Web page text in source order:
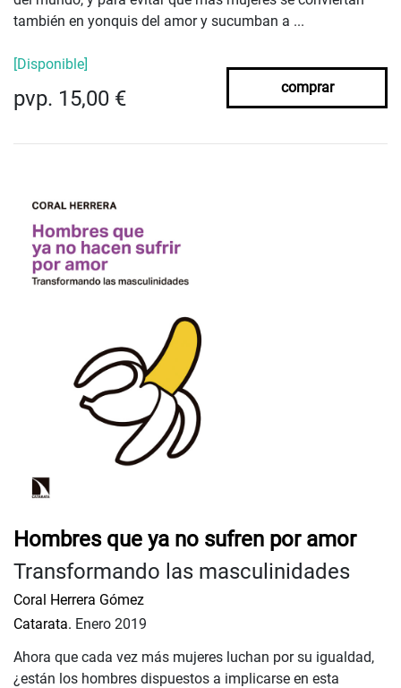
también en yonquis del amor y sucumban a ...
[Disponible]
pvp. 15,00 € comprar
Hombres que ya no sufren por amor
Transformando las masculinidades
Coral Herrera Gómez
Catarata. Enero 2019
Ahora que cada vez más mujeres luchan por su igualdad,
¿están los hombres dispuestos a implicarse en esta